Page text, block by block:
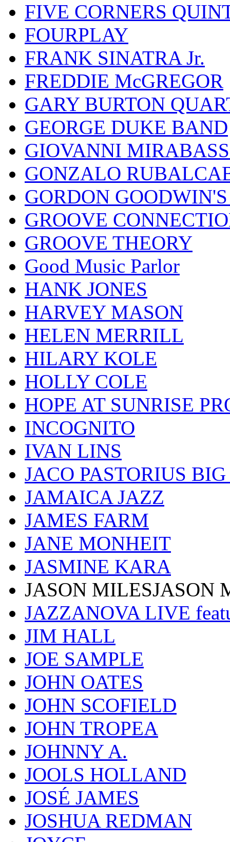
FIVE CORNERS
FOURPLAY
FRANK SINATRA Jr.
FREDDIE McGREGOR
GARY BURTON
GEORGE DUKE BAND
GIOVANNI
GONZALO
GORDON
GROOVE
GROOVE THEORY
Good Music Parlor
HANK JONES
HARVEY MASON
HELEN MERRILL
HILARY KOLE
HOLLY COLE
HOPE AT SUNRISE
INCOGNITO
IVAN LINS
JACO PASTORIUS
JAMAICA JAZZ
JAMES FARM
JANE MONHEIT
JASMINE KARA
JASON MILESJASON
JAZZANOVA LIVE
JIM HALL
JOE SAMPLE
JOHN OATES
JOHN SCOFIELD
JOHN TROPEA
JOHNNY A.
JOOLS HOLLAND
JOSÉ JAMES
JOSHUA REDMAN